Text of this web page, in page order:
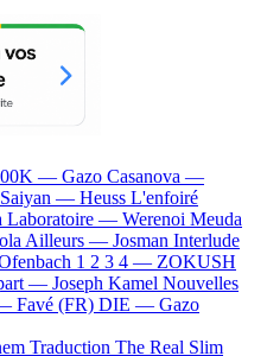
— Gazo Casanova —
Saiyan — Heuss L'enfoiré
Laboratoire — Werenoi Meuda
Ailleurs — Josman Interlude
1 2 3 4 — ZOKUSH
— Joseph Kamel Nouvelles
Favé (FR) DIE — Gazo
Traduction The Real Slim